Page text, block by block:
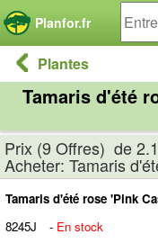
Planfor.fr
Plantes
Tamaris d'été
Prix (9 Offres) de
Acheter: Tamaris
Tamaris d'été rose 'Pink
8245J
- En stock
Panneau de gestion des